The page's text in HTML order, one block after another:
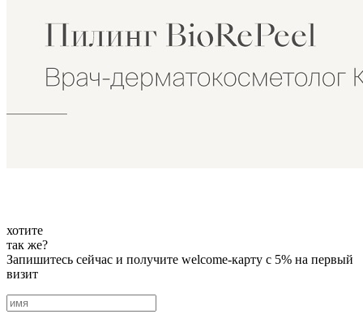
хотите
так же?
Запишитесь сейчас и получите welcome-карту с 5% на первый
визит